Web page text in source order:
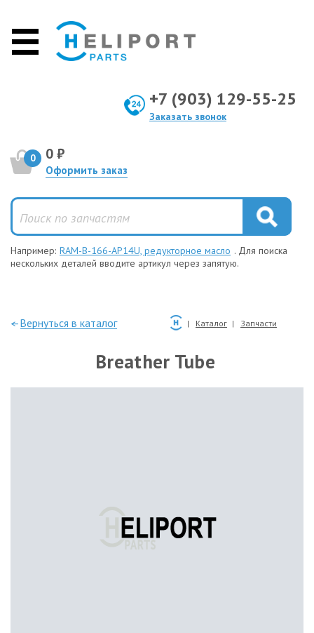
+7 (903) 129-55-25
Заказать звонок
0 0 ₽
Оформить заказ
Например: RAM-B-166-AP14U, редукторное масло . Для поиска
нескольких деталей вводите артикул через запятую.
—Вернуться в каталог Каталог Запчасти
Breather Tube